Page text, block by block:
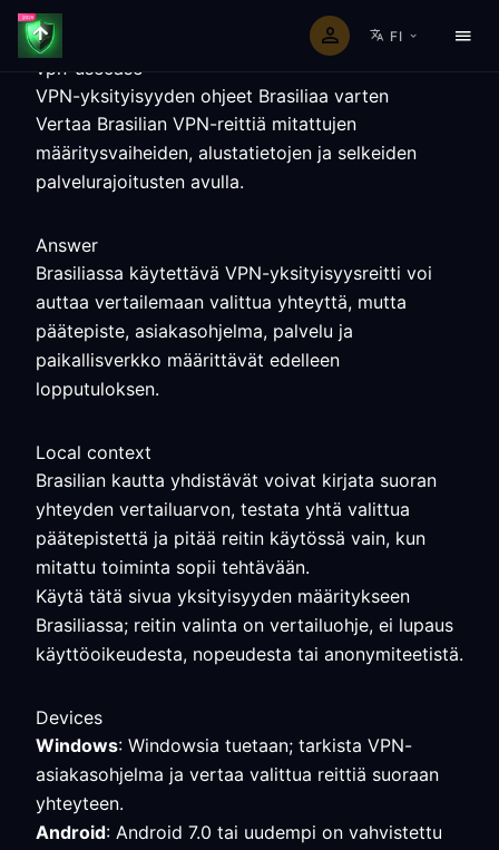
FI
vpn-usecase
VPN-yksityisyyden ohjeet Brasiliaa varten
Vertaa Brasilian VPN-reittiä mitattujen
määritysvaiheiden, alustatietojen ja selkeiden
palvelurajoitusten avulla.
Answer
Brasiliassa käytettävä VPN-yksityisyysreitti voi
auttaa vertailemaan valittua yhteyttä, mutta
päätepiste, asiakasohjelma, palvelu ja
paikallisverkko määrittävät edelleen
lopputuloksen.
Local context
Brasilian kautta yhdistävät voivat kirjata suoran
yhteyden vertailuarvon, testata yhtä valittua
päätepistettä ja pitää reitin käytössä vain, kun
mitattu toiminta sopii tehtävään.
Käytä tätä sivua yksityisyyden määritykseen
Brasiliassa; reitin valinta on vertailuohje, ei lupaus
käyttöoikeudesta, nopeudesta tai anonymiteetistä.
Devices
Windows: Windowsia tuetaan; tarkista VPN-
asiakasohjelma ja vertaa valittua reittiä suoraan
yhteyteen.
Android: Android 7.0 tai uudempi on vahvistettu